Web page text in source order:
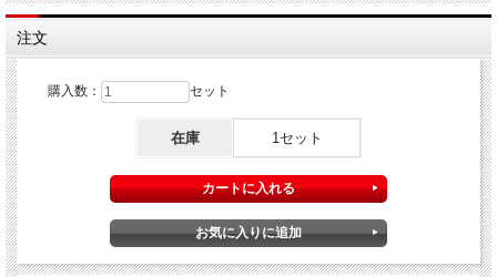
注文
購入数： セット
在庫 1セット